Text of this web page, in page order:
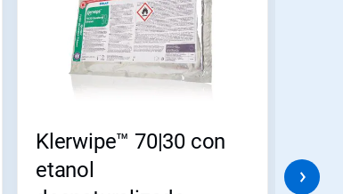
Klerwipe™ 70|30 con
etanol